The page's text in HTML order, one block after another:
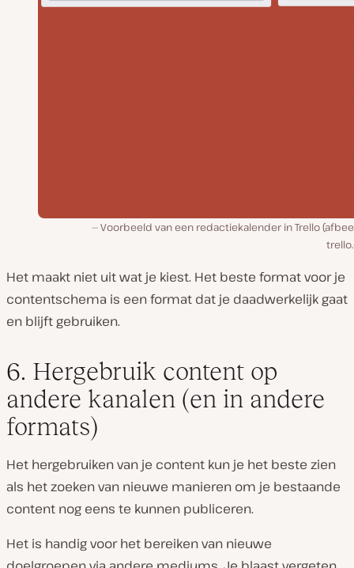
Voorbeeld van een redactiekalender in Trello
Het maakt niet uit wat je kiest. Het beste format voor je
contentschema is een format dat je daadwerkelijk gaat
en blijft gebruiken.
6. Hergebruik content op
andere kanalen (en in andere
formats)
Het hergebruiken van je content kun je het beste zien
als het zoeken van nieuwe manieren om je bestaande
content nog eens te kunnen publiceren.
Het is handig voor het bereiken van nieuwe